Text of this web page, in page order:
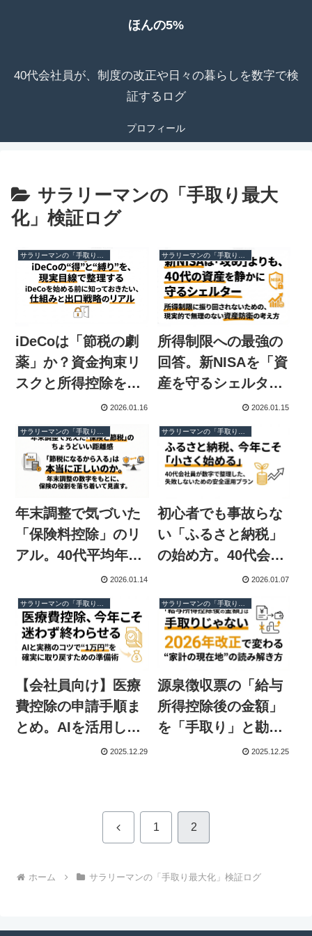
ほんの5%
40代会社員が、制度の改正や日々の暮らしを数字で検
証するログ
プロフィール
サラリーマンの「手取り最大
化」検証ログ
iDeCoは「節税の劇
薬」か？資金拘束リ
スクと所得控除を天
2026.01.16
所得制限への最強の
回答。新NISAを「資
産を守るシェルタ
ー」として再定義す
る
2026.01.15
サラリーマンの「手取り最大化」検証ログ
年末調整で気づいた
「保険料控除」のリ
アル。40代平均年収
で考える、保険と節
税の賢い距離感
2026.01.14
サラリーマンの「手取り最大化」検証ログ
初心者でも事故らな
い「ふるさと納税」
の始め方。40代会社
員がたどり着いた
「小さく始める」安
全運用プラン
2026.01.07
【会社員向け】医療
費控除の申請手順ま
とめ。AIを活用して
「迷わない・間違え
2025.12.29
源泉徴収票の「給与
所得控除後の金額」
を「手取り」と勘違
いしていませんか？
2025.12.25
前 1 2
ホーム サラリーマンの「手取り最大化」検証ログ